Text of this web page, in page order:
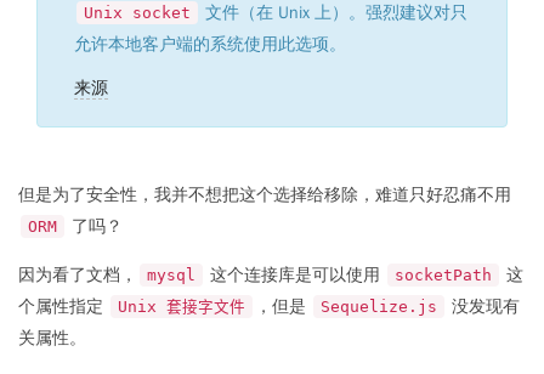
Unix socket
文件（在 Unix 上）。强烈建议对只
允许本地客户端的系统使用此选项。
来源
但是为了安全性，我并不想把这个选择给移除，难道只好忍痛不用
ORM 了吗？
因为看了文档， mysql 这个连接库是可以使用 socketPath
这
个属性指定
Unix 套接字文件 ，但是 Sequelize.js
没发现有
关属性。